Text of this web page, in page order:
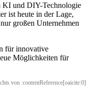
KI und DIY-Technologie
ist heute in der Lage,
großen Unternehmen
für innovative
Möglichkeiten für
von :contentReference[oaicite:0]